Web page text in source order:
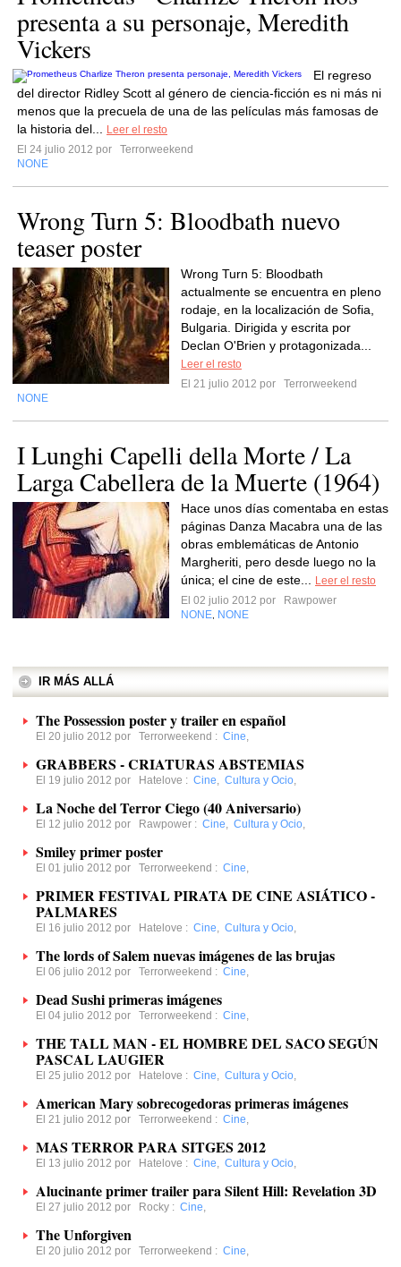
presenta a su personaje, Meredith
Vickers
El regreso
del director Ridley Scott al género de ciencia-ficción es ni más ni
menos que la precuela de una de las películas más famosas de
la historia del...
Leer el resto
El 24 julio 2012 por
Terrorweekend
NONE
Wrong Turn 5: Bloodbath nuevo
teaser poster
Wrong Turn 5: Bloodbath
actualmente se encuentra en pleno
rodaje, en la localización de Sofia,
Bulgaria. Dirigida y escrita por
Declan O'Brien y protagonizada...
Leer el resto
El 21 julio 2012 por
Terrorweekend
NONE
I Lunghi Capelli della Morte / La
Larga Cabellera de la Muerte (1964)
Hace unos días comentaba en estas
páginas Danza Macabra una de las
obras emblemáticas de Antonio
Margheriti, pero desde luego no la
única; el cine de este...
Leer el resto
El 02 julio 2012 por
Rawpower
NONE NONE
IR MÁS ALLÁ
The Possession poster y trailer en español
El 20 julio 2012 por Terrorweekend : Cine,
GRABBERS - CRIATURAS ABSTEMIAS
El 19 julio 2012 por Hatelove : Cine, Cultura y Ocio,
La Noche del Terror Ciego (40 Aniversario)
El 12 julio 2012 por Rawpower : Cine, Cultura y Ocio,
Smiley primer poster
El 01 julio 2012 por Terrorweekend : Cine,
PRIMER FESTIVAL PIRATA DE CINE ASIÁTICO -
PALMARES
El 16 julio 2012 por Hatelove : Cine, Cultura y Ocio,
The lords of Salem nuevas imágenes de las brujas
El 06 julio 2012 por Terrorweekend : Cine,
Dead Sushi primeras imágenes
El 04 julio 2012 por Terrorweekend : Cine,
THE TALL MAN - EL HOMBRE DEL SACO SEGÚN
PASCAL LAUGIER
El 25 julio 2012 por Hatelove : Cine, Cultura y Ocio,
American Mary sobrecogedoras primeras imágenes
El 21 julio 2012 por Terrorweekend : Cine,
MAS TERROR PARA SITGES 2012
El 13 julio 2012 por Hatelove : Cine, Cultura y Ocio,
Alucinante primer trailer para Silent Hill: Revelation 3D
El 27 julio 2012 por Rocky : Cine,
The Unforgiven
El 20 julio 2012 por Terrorweekend : Cine,